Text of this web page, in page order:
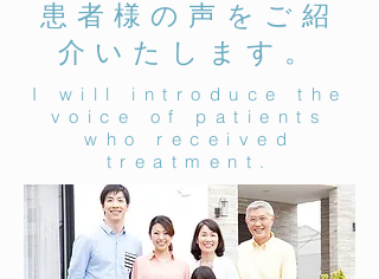
患者様の声をご紹
介いたします。
I will introduce the
voice of patients
who received
treatment.